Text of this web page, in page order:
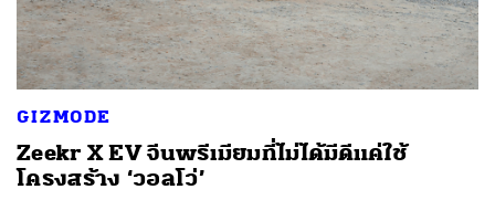
GIZMODE
Zeekr X EV จีนพรีเมียมที่ไม่ได้มีดีแค่ใช้
โครงสร้าง ‘วอลโว่’